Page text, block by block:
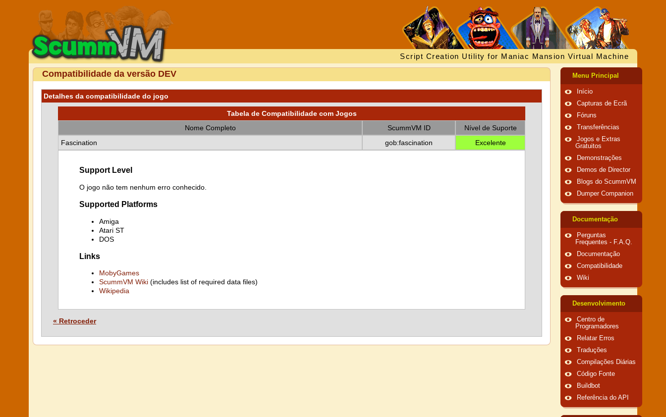
Script Creation Utility for Maniac Mansion Virtual Machine
Compatibilidade da versão DEV
Detalhes da compatibilidade do jogo
Tabela de Compatibilidade com Jogos
Nome Completo
ScummVM ID
Nível de Suporte
Fascination
gob:fascination Excelente
Support Level
O jogo não tem nenhum erro conhecido.
Supported Platforms
Amiga
Atari ST
DOS
Links
MobyGames
ScummVM Wiki (includes list of required data files)
Wikipedia
« Retroceder
Menu Principal
Início
Capturas de Ecrã
Fóruns
Transferências
Jogos e Extras
Gratuitos
Demonstrações
Demos de Director
Blogs do ScummVM
Dumper Companion
Documentação
Perguntas
Frequentes - F.A.Q.
Documentação
Compatibilidade
Wiki
Desenvolvimento
Centro de
Programadores
Relatar Erros
Traduções
Compilações Diárias
Código Fonte
Buildbot
Referência do API